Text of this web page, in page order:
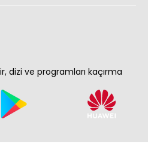
dizi ve programları kaçırma